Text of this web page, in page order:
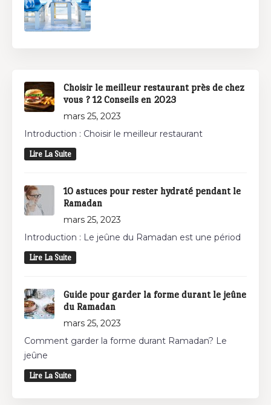
Choisir le meilleur restaurant près de chez
vous ? 12 Conseils en 2023
mars 25, 2023
Introduction : Choisir le meilleur restaurant
Lire La Suite
10 astuces pour rester hydraté pendant le
Ramadan
mars 25, 2023
Introduction : Le jeûne du Ramadan est une périod
Lire La Suite
Guide pour garder la forme durant le jeûne
du Ramadan
mars 25, 2023
Comment garder la forme durant Ramadan? Le
jeûne
Lire La Suite